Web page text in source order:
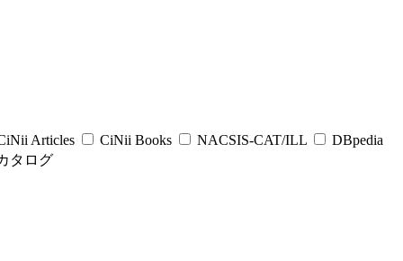
Articles CiNii Books NACSIS-CAT/ILL
DBpedia
タログ